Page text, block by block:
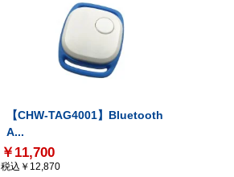
【CHW-TAG4001】Bluetooth
A...
￥11,700
税込￥12,870